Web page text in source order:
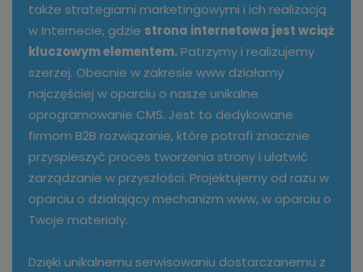
także strategiami marketingowymi i ich realizacją
w Internecie, gdzie strona internetowa jest wciąż
kluczowym elementem.Patrzymy i realizujemy
szerzej. Obecnie w zakresie www działamy
najczęściej w oparciu o nasze unikalne
oprogramowanie CMS. Jest to dedykowane
firmom B2B rozwiązanie, które potrafi znacznie
przyspieszyć proces tworzenia strony i ułatwić
zarządzanie w przyszłości. Projektujemy od razu w
oparciu o działający mechanizm www, w oparciu o
Twoje materiały.
Dzięki unikalnemu serwisowaniu dostarczanemu z